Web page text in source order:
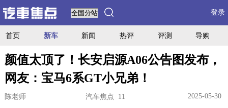
登录
首页 新车 新闻 热评 评测 导购
颜值太顶了！长安启源A06公告图发布，
网友：宝马6系GT小兄弟！
陈老师 汽车焦点 11 2025-05-30